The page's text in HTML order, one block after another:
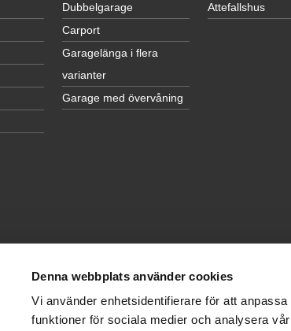
Denna webbplats använder cookies
Vi använder enhetsidentifierare för att
funktioner för sociala medier och analysera
Dubbelgarage
Carport
Garagelänga i flera
varianter
Garage med övervåning
Attefallshus